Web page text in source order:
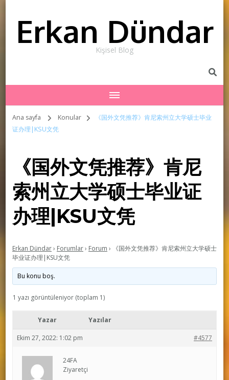
Erkan Dündar
Kişisel Blog
Ana sayfa Konular
《国外文凭推荐》肯尼索州立大学硕士毕业
证办理|KSU文凭
《国外文凭推荐》肯尼
索州立大学硕士毕业证
办理|KSU文凭
Erkan Dündar› Forumlar› Forum ›
《国外文凭推荐》肯尼索州立大学硕士
毕业证办理|KSU文凭
Bu konu boş.
1 yazı görüntüleniyor (toplam 1)
Yazar Yazılar
Ekim 27, 2022: 1:02 pm #4577
24FA
Ziyaretçi